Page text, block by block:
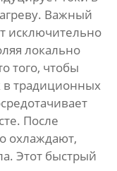
Важный
исключительно
локально
того, чтобы
в традиционных
После
охлаждают,
Этот быстрый